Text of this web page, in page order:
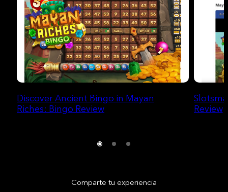
Discover Ancient Bingo in Mayan
Riches: Bingo Review
Review
Comparte tu experiencia